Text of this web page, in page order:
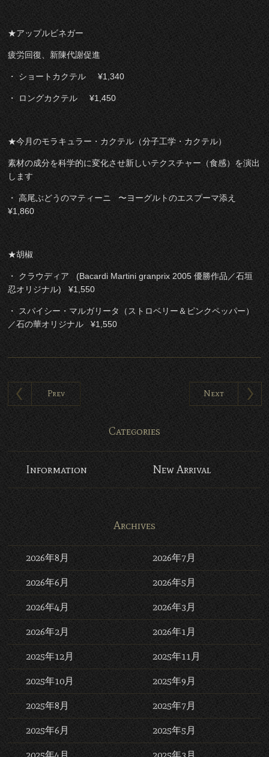
★アップルビネガー
疲労回復、新陳代謝促進
・ ショートカクテル ¥1,340
・ ロングカクテル ¥1,450
★今月のモラキュラー・カクテル（分子工学・カクテル）
素材の成分を科学的に変化させ新しいテクスチャー（食感）を演出
します
・ 高尾ぶどうのマティーニ 〜ヨーグルトのエスプーマ添え
¥1,860
★胡椒
・ クラウディア (Bacardi Martini granprix 2005 優勝作品／石垣
忍オリジナル) ¥1,550
・ スパイシー・マルガリータ（ストロベリー＆ピンクペッパー）
／石の華オリジナル ¥1,550
Prev Next
Categories
Information New Arrival
Archives
2026年8月 2026年7月
2026年6月 2026年5月
2026年4月 2026年3月
2026年2月 2026年1月
2025年12月 2025年11月
2025年10月 2025年9月
2025年8月 2025年7月
2025年6月 2025年5月